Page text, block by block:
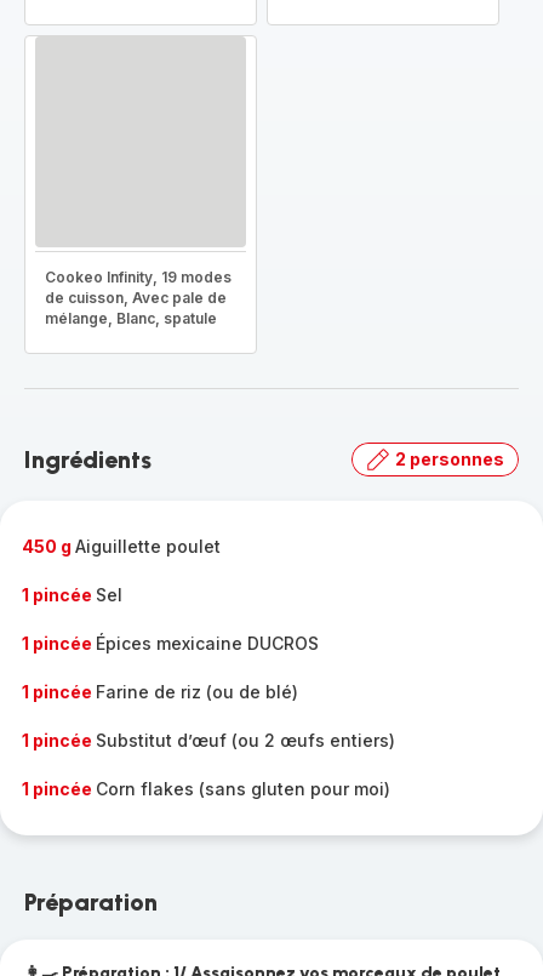
Cookeo Infinity, 19 modes
de cuisson, Avec pale de
mélange, Blanc, spatule
Ingrédients 2 personnes
450 g Aiguillette poulet
1 pincée Sel
1 pincée Épices mexicaine DUCROS
1 pincée Farine de riz (ou de blé)
1 pincée Substitut d’œuf (ou 2 œufs entiers)
1 pincée Corn flakes (sans gluten pour moi)
Préparation